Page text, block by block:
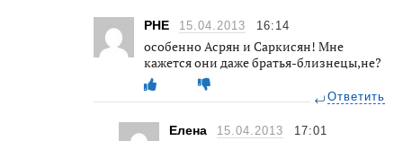
РНЕ 15.04.2013 16:14
особенно Асрян и Саркисян! Мне
кажется они даже братья-близнецы,не?
Ответить
Елена 15.04.2013 17:01